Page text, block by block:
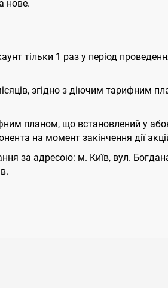
нове.
тільки 1 раз у період
згідно з діючим тарифним
планом, що встановлений у
на момент закінчення дії
за адресою: м. Київ, вул.